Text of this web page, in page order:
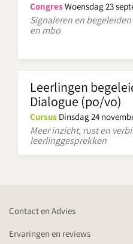
Congres Woensdag 23
Signaleren en
en mbo
Leerlingen
Dialogue (po/vo)
Cursus Dinsdag 24
Meer inzicht, rust en
leerlinggesprekken
Contact en Advies
Ervaringen en reviews